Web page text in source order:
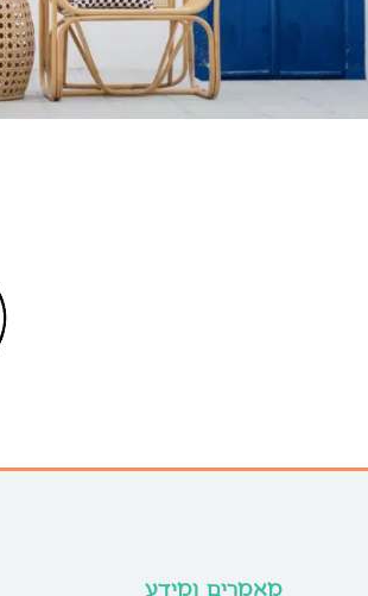
מאמרים ומידע